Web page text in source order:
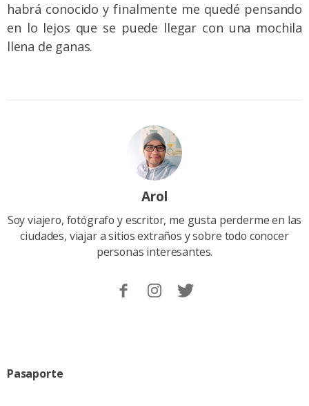
habrá conocido y finalmente me quedé pensando
en lo lejos que se puede llegar con una mochila
llena de ganas.
Arol
Soy viajero, fotógrafo y escritor, me gusta perderme en las
ciudades, viajar a sitios extraños y sobre todo conocer
personas interesantes.
SiguemeFollowFollow
Categoria:
Pasaporte